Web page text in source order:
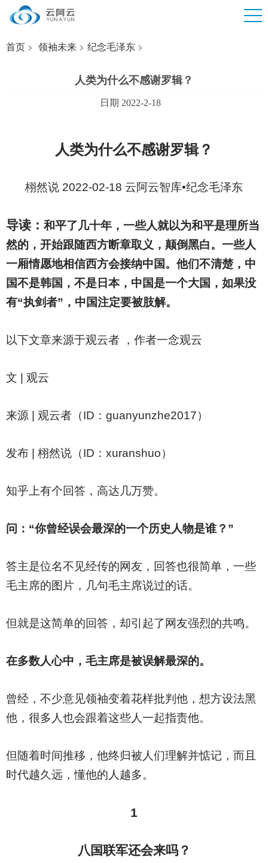
首页 领袖未来 纪念毛泽东
人类为什么不感谢罗辑？
日期 2022-2-18
人类为什么不感谢罗辑？
栩然说 2022-02-18 云阿云智库•纪念毛泽东
导读： 和平了几十年，一些人就以为和平是理所当
然的，开始跟随西方断章取义，颠倒黑白。一些人
一厢情愿地相信西方会接纳中国。他们不清楚，中
国不是韩国，不是日本，中国是一个大国，如果没
有“执剑者”，中国注定要被肢解。
以下文章来源于观云者 ，作者一念观云
文 | 观云
来源 | 观云者（ID：guanyunzhe2017）
发布 | 栩然说（ID：xuranshuo）
知乎上有个回答，高达几万赞。
问：“你曾经误会最深的一个历史人物是谁？”
答主是位名不见经传的网友，回答也很简单，一些
毛主席的图片，几句毛主席说过的话。
但就是这简单的回答，却引起了网友强烈的共鸣。
在多数人心中，毛主席是被误解最深的。
曾经，不少意见领袖变着花样批判他，想方设法黑
他，很多人也会跟着这些人一起指责他。
但随着时间推移，他终归被人们理解并惦记，而且
时代越久远，懂他的人越多。
1
八国联军还会来吗？